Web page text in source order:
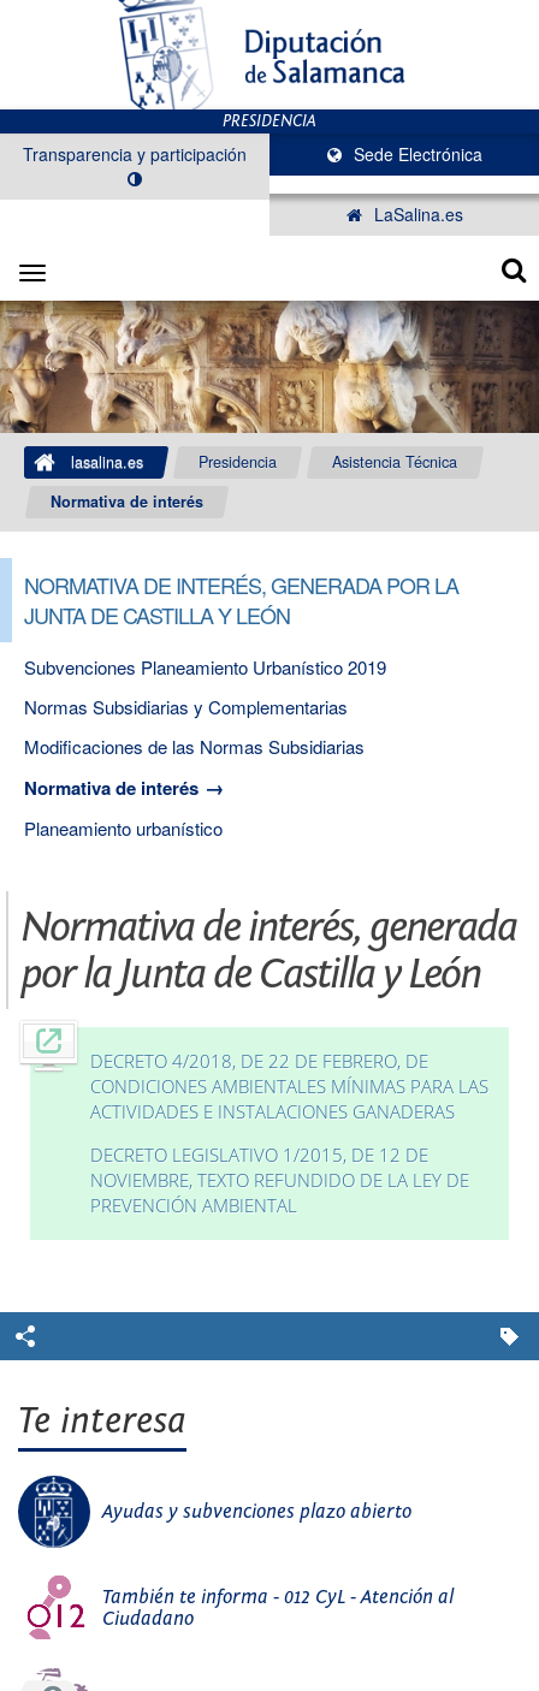
Sede Electrónica
Transparencia y participación
LaSalina.es
Toggle
navigation
lasalina.es Presidencia
Asistencia Técnica
Normativa de interés
NORMATIVA DE INTERÉS, GENERADA POR LA
JUNTA DE CASTILLA Y LEÓN
Subvenciones Planeamiento Urbanístico 2019
Normas Subsidiarias y Complementarias
Modificaciones de las Normas Subsidiarias
Normativa de interés
Planeamiento urbanístico
Normativa de interés, generada
por la Junta de Castilla y León
DECRETO 4/2018, DE 22 DE FEBRERO, DE
CONDICIONES AMBIENTALES MÍNIMAS PARA LAS
ACTIVIDADES E INSTALACIONES GANADERAS
DECRETO LEGISLATIVO 1/2015, DE 12 DE
NOVIEMBRE, TEXTO REFUNDIDO DE LA LEY DE
PREVENCIÓN AMBIENTAL
Te interesa
Ayudas y subvenciones plazo abierto
También te informa - 012 CyL - Atención al
Ciudadano